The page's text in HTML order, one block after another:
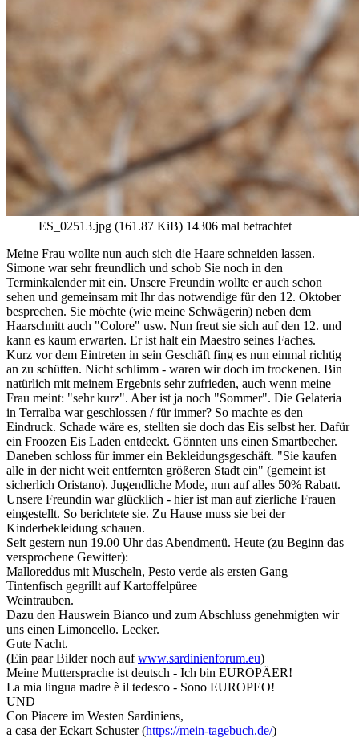
ES_02513.jpg (161.87 KiB) 14306 mal betrachtet
Meine Frau wollte nun auch sich die Haare schneiden lassen.
Simone war sehr freundlich und schob Sie noch in den
Terminkalender mit ein. Unsere Freundin wollte er auch schon
sehen und gemeinsam mit Ihr das notwendige für den 12. Oktober
besprechen. Sie möchte (wie meine Schwägerin) neben dem
Haarschnitt auch "Colore" usw. Nun freut sie sich auf den 12. und
kann es kaum erwarten. Er ist halt ein Maestro seines Faches.
Kurz vor dem Eintreten in sein Geschäft fing es nun einmal richtig
an zu schütten. Nicht schlimm - waren wir doch im trockenen. Bin
natürlich mit meinem Ergebnis sehr zufrieden, auch wenn meine
Frau meint: "sehr kurz". Aber ist ja noch "Sommer". Die Gelateria
in Terralba war geschlossen / für immer? So machte es den
Eindruck. Schade wäre es, stellten sie doch das Eis selbst her. Dafür
ein Froozen Eis Laden entdeckt. Gönnten uns einen Smartbecher.
Daneben schloss für immer ein Bekleidungsgeschäft. "Sie kaufen
alle in der nicht weit entfernten größeren Stadt ein" (gemeint ist
sicherlich Oristano). Jugendliche Mode, nun auf alles 50% Rabatt.
Unsere Freundin war glücklich - hier ist man auf zierliche Frauen
eingestellt. So berichtete sie. Zu Hause muss sie bei der
Kinderbekleidung schauen.
Seit gestern nun 19.00 Uhr das Abendmenü. Heute (zu Beginn das
versprochene Gewitter):
Malloreddus mit Muscheln, Pesto verde als ersten Gang
Tintenfisch gegrillt auf Kartoffelpüree
Weintrauben.
Dazu den Hauswein Bianco und zum Abschluss genehmigten wir
uns einen Limoncello. Lecker.
Gute Nacht.
(Ein paar Bilder noch aufwww.sardinienforum.eu)
Meine Muttersprache ist deutsch - Ich bin EUROPÄER!
La mia lingua madre è il tedesco - Sono EUROPEO!
UND
Con Piacere im Westen Sardiniens,
a casa der Eckart Schuster (https://mein-tagebuch.de/)